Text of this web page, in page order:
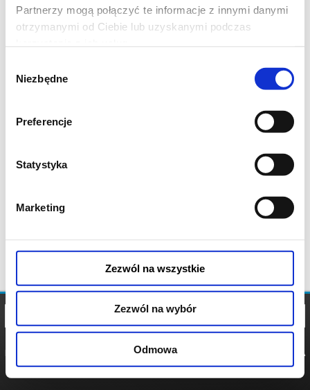
Partnerzy mogą połączyć te informacje z innymi danymi
otrzymanymi od Ciebie lub uzyskanymi podczas
zgody
Niezbędne
Preferencje
Statystyka
Marketing
Zezwól na wszystkie
Zezwól na wybór
Odmowa
POLITYKA
POLITYKA